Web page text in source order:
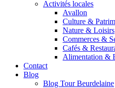
Activités locales
Avallon
Culture &
Nature & Loisirs
Commerces &
Cafés &
Alimentation &
Contact
Blog
Blog Tour Beurdelaine